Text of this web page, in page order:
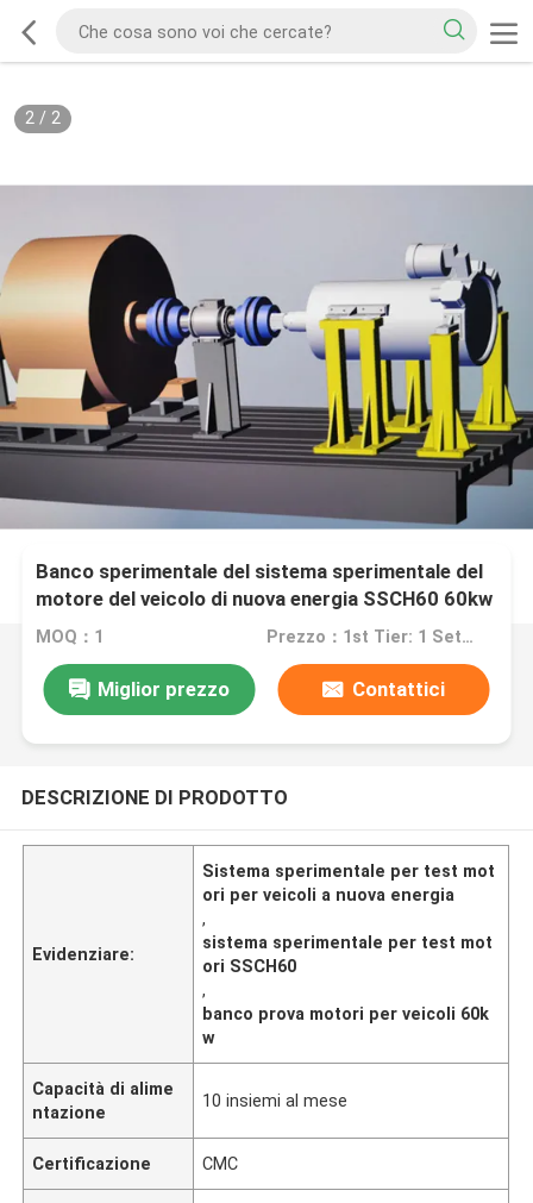
2/ 2
Banco sperimentale del sistema sperimentale del
motore del veicolo di nuova energia SSCH60 60kw
143Nm
MOQ：1 Prezzo：1st Tier: 1 Set, Unit Price USD 3.00 2nd Tier: 2-5 Sets, Unit Price USD 2.00 3rd Tier: Over 5 Sets, Unit Price USD 1.00
Miglior prezzo Contattici
DESCRIZIONE DI PRODOTTO
Evidenziare:
Sistema sperimentale per test mot
ori per veicoli a nuova energia
,
sistema sperimentale per test mot
ori SSCH60
,
banco prova motori per veicoli 60k
w
Capacità di alime
ntazione
10 insiemi al mese
Certificazione CMC